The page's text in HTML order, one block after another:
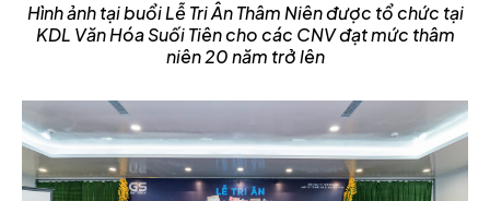
Hình ảnh tại buổi Lễ Tri Ân Thâm Niên được tổ chức tại
KDL Văn Hóa Suối Tiên cho các CNV đạt mức thâm
niên 20 năm trở lên